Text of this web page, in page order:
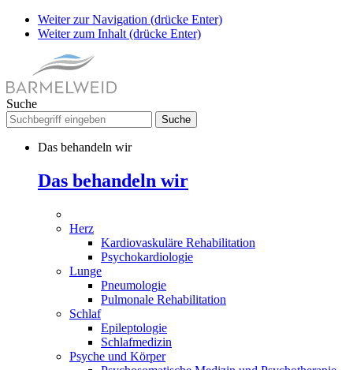
Weiter zur Navigation (drücke Enter)
Weiter zum Inhalt (drücke Enter)
Suche
Das behandeln wir
Das behandeln wir
Herz
Kardiovaskuläre Rehabilitation
Psychokardiologie
Lunge
Pneumologie
Pulmonale Rehabilitation
Schlaf
Epileptologie
Schlafmedizin
Psyche und Körper